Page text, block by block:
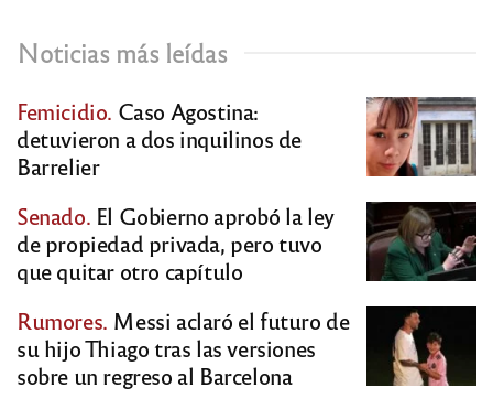
Noticias más leídas
Femicidio. Caso Agostina:
detuvieron a dos inquilinos de
Barrelier
Senado. El Gobierno aprobó la ley
de propiedad privada, pero tuvo
que quitar otro capítulo
Rumores. Messi aclaró el futuro de
su hijo Thiago tras las versiones
sobre un regreso al Barcelona